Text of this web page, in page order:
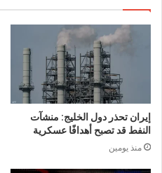
إيران تحذر دول الخليج: منشآت
النفط قد تصبح أهدافًا عسكرية
منذ يومين